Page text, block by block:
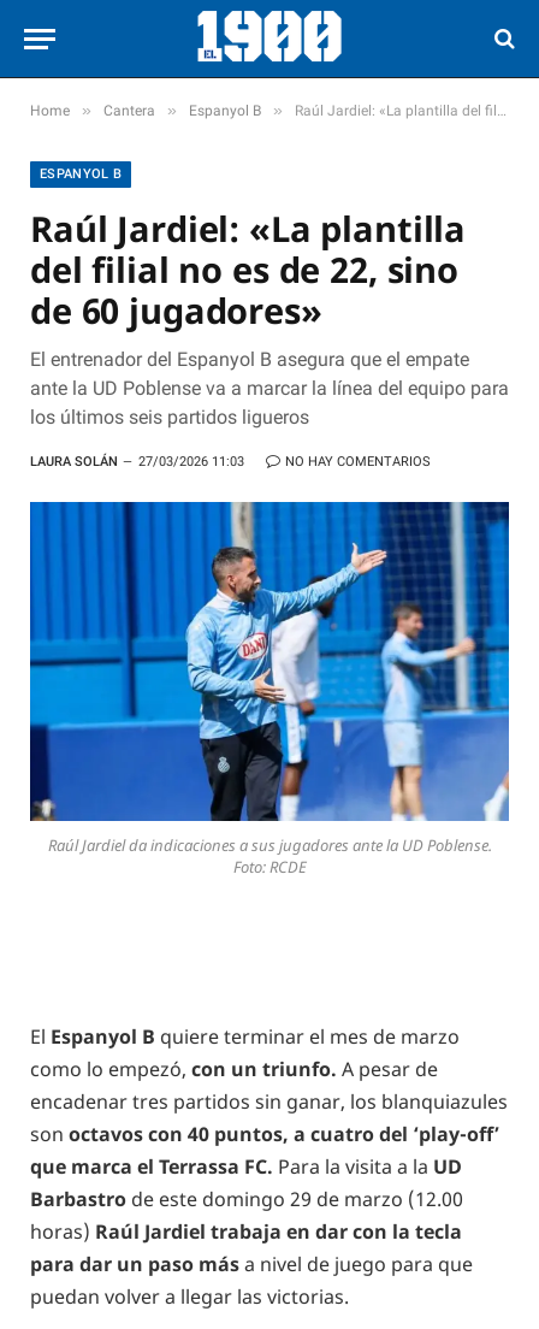
Home » Cantera » Espanyol B » Raúl Jardiel: «La plantilla del filial no es de 22, sino de 60 jugadores»
ESPANYOL B
Raúl Jardiel: «La plantilla
del filial no es de 22, sino
de 60 jugadores»
El entrenador del Espanyol B asegura que el empate
ante la UD Poblense va a marcar la línea del equipo para
los últimos seis partidos ligueros
LAURA SOLÁN 27/03/2026 11:03 NO HAY COMENTARIOS
Raúl Jardiel da indicaciones a sus jugadores ante la UD Poblense.
Foto: RCDE
El Espanyol B quiere terminar el mes de marzo
como lo empezó, con un triunfo. A pesar de
encadenar tres partidos sin ganar, los blanquiazules
son octavos con 40 puntos, a cuatro del ‘play-off’
que marca el Terrassa FC. Para la visita a la UD
Barbastro de este domingo 29 de marzo (12.00
horas) Raúl Jardiel trabaja en dar con la tecla
para dar un paso mása nivel de juego para que
puedan volver a llegar las victorias.